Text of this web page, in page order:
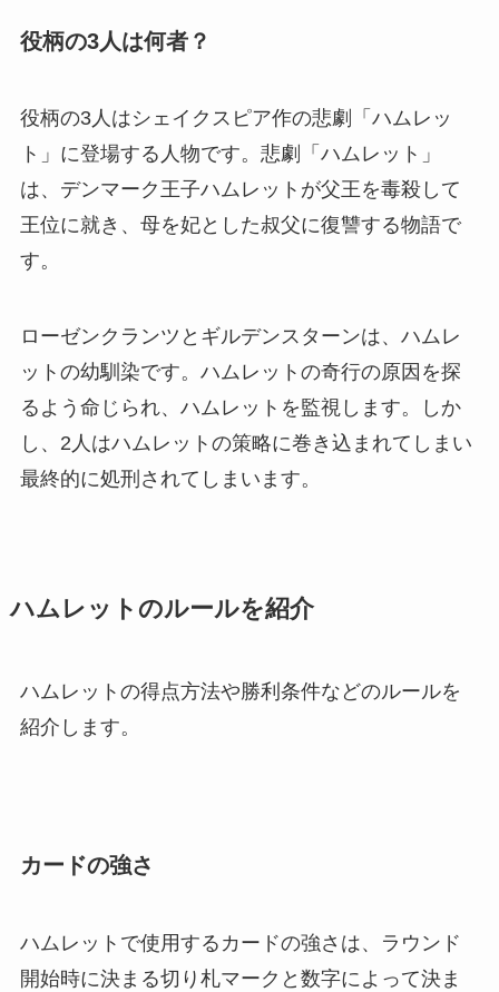
役柄の3人は何者？
役柄の3人はシェイクスピア作の悲劇「ハムレッ
ト」に登場する人物です。悲劇「ハムレット」
は、デンマーク王子ハムレットが父王を毒殺して
王位に就き、母を妃とした叔父に復讐する物語で
す。
ローゼンクランツとギルデンスターンは、ハムレ
ットの幼馴染です。ハムレットの奇行の原因を探
るよう命じられ、ハムレットを監視します。しか
し、2人はハムレットの策略に巻き込まれてしまい
最終的に処刑されてしまいます。
ハムレットのルールを紹介
ハムレットの得点方法や勝利条件などのルールを
紹介します。
カードの強さ
ハムレットで使用するカードの強さは、ラウンド
開始時に決まる切り札マークと数字によって決ま